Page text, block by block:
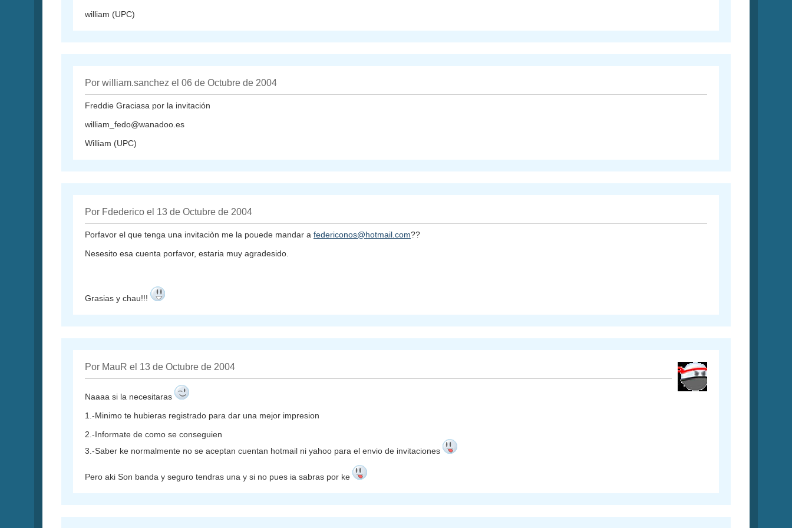
william (UPC)
Por william.sanchez el 06 de Octubre de 2004
Freddie Graciasa por la invitación
william_fedo@wanadoo.es
William (UPC)
Por Fdederico el 13 de Octubre de 2004
Porfavor el que tenga una invitaciòn me la pouede mandar a federiconos@hotmail.com??
Nesesito esa cuenta porfavor, estaria muy agradesido.
Grasias y chau!!!
Por MauR el 13 de Octubre de 2004
Naaaa si la necesitaras
1.-Minimo te hubieras registrado para dar una mejor impresion
2.-Informate de como se conseguien
3.-Saber ke normalmente no se aceptan cuentan hotmail ni yahoo para el envio de invitaciones
Pero aki Son banda y seguro tendras una y si no pues ia sabras por ke